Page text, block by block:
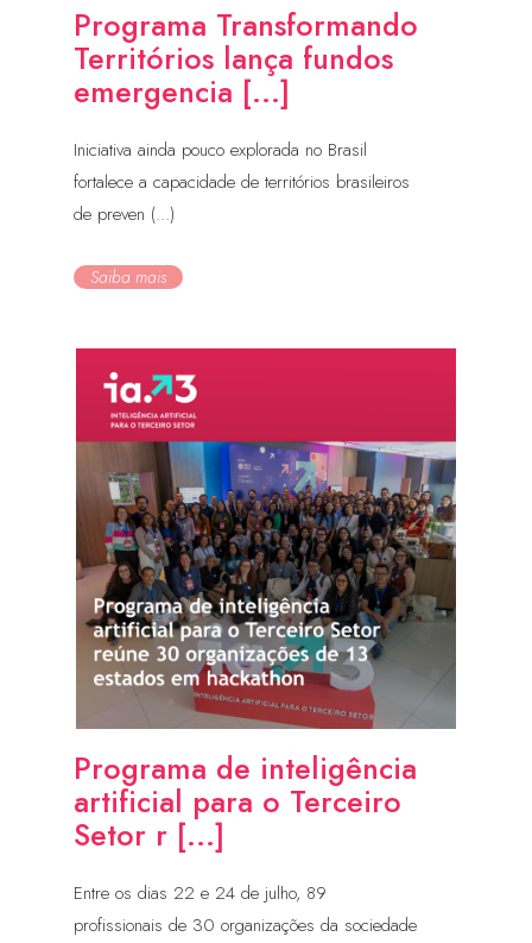
Programa Transformando
Territórios lança fundos
emergencia [...]
Iniciativa ainda pouco explorada no Brasil
fortalece a capacidade de territórios brasileiros
de preven (...)
Saiba mais
Programa de inteligência
artificial para o Terceiro
Setor r [...]
Entre os dias 22 e 24 de julho, 89
profissionais de 30 organizações da sociedade